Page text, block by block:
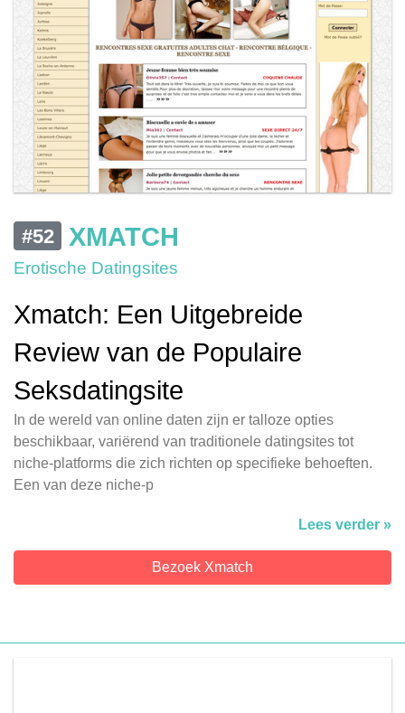
#52 XMATCH
Erotische Datingsites
Xmatch: Een Uitgebreide
Review van de Populaire
Seksdatingsite
In de wereld van online daten zijn er talloze opties
beschikbaar, variërend van traditionele datingsites tot
niche-platforms die zich richten op specifieke behoeften.
Een van deze niche-p
Lees verder »
Bezoek Xmatch